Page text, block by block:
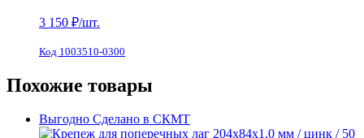
3 150 ₽/шт.
Код 1003510-0300
Похожие товары
Выгодно Сделано в СКМТ